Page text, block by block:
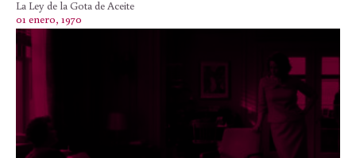
La Ley de la Gota de Aceite
01 enero, 1970